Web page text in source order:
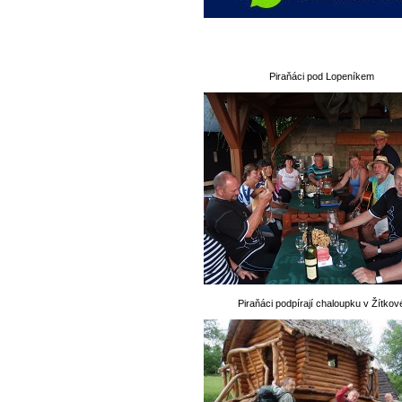
Piraňáci pod Lopeníkem
Piraňáci podpírají chaloupku v